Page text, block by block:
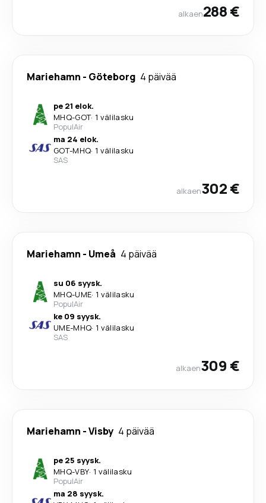
alkaen288 €
Mariehamn - Göteborg 4 päivää
pe 21 elok.
MHQ-GOT· 1 välilasku
PopulAir
ma 24 elok.
GOT-MHQ· 1 välilasku
SAS
alkaen302 €
Mariehamn - Umeå 4 päivää
su 06 syysk.
MHQ-UME· 1 välilasku
PopulAir
ke 09 syysk.
UME-MHQ· 1 välilasku
SAS
alkaen309 €
Mariehamn -Visby 4 päivää
pe 25 syysk.
MHQ-VBY· 1 välilasku
PopulAir
ma 28 syysk.